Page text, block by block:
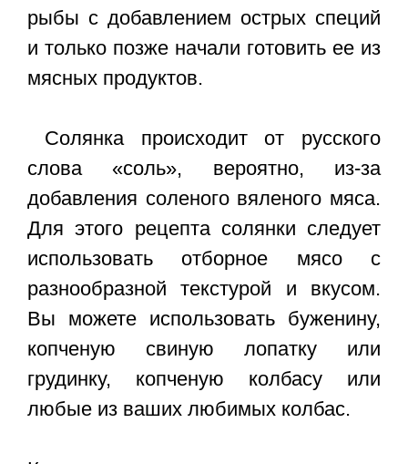
рыбы с добавлением острых специй
и только позже начали готовить ее из
мясных продуктов.
Солянка происходит от русского
слова «соль», вероятно, из-за
добавления соленого вяленого мяса.
Для этого рецепта солянки следует
использовать отборное мясо с
разнообразной текстурой и вкусом.
Вы можете использовать буженину,
копченую свиную лопатку или
грудинку, копченую колбасу или
любые из ваших любимых колбас.